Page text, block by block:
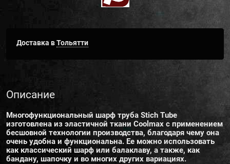
Доставка вТольятти
Описание
Многофункциональный шарф труба Stich Tube
изготовлена из эластичной ткани Coolmax с применением
бесшовной технологии производства, благодаря чему она
очень удобна и функциональна. Ее можно использовать
как классический шарф или балаклаву, а также, как
бандану, шапочку и во многих других вариациях.